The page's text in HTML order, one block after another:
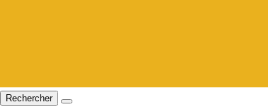
Rechercher